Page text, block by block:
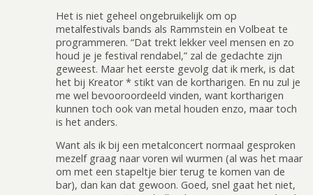
Het is niet geheel ongebruikelijk om op
metalfestivals bands als Rammstein en Volbeat te
programmeren. “Dat trekt lekker veel mensen en zo
houd je je festival rendabel,” zal de gedachte zijn
geweest. Maar het eerste gevolg dat ik merk, is dat
het bij Kreator * stikt van de kortharigen. En nu zul je
me wel bevooroordeeld vinden, want kortharigen
kunnen toch ook van metal houden enzo, maar toch
is het anders.
Want als ik bij een metalconcert normaal gesproken
mezelf graag naar voren wil wurmen (al was het maar
om met een stapeltje bier terug te komen van de
bar), dan kan dat gewoon. Goed, snel gaat het niet,